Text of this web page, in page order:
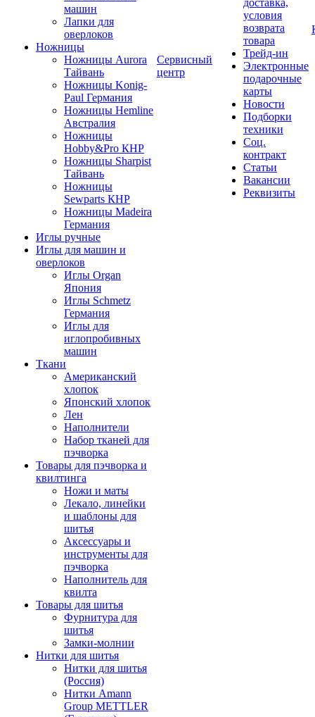
машин
Лапки для
оверлоков
Ножницы
Ножницы Aurora
Тайвань
Ножницы Konig-
Paul Германия
Ножницы Hemline
Австралия
Ножницы
Hobby&Pro КНР
Ножницы Sharpist
Тайвань
Ножницы
Sewparts КНР
Ножницы Madeira
Германия
Иглы ручные
Иглы для машин и
оверлоков
Иглы Organ
Япония
Иглы Schmetz
Германия
Иглы для
иглопробивных
машин
Ткани
Американский
хлопок
Японский хлопок
Лен
Наполнители
Набор тканей для
пэчворка
Товары для пэчворка и
квилтинга
Ножи и маты
Лекало, линейки
и шаблоны для
шитья
Аксессуары и
инструменты для
пэчворка
Наполнитель для
квилта
Товары для шитья
Фурнитура для
шитья
Замки-молнии
Нитки для шитья
Нитки для шитья
(Россия)
Нитки Amann
Group METTLER
Сервисный
центр
доставка,
условия
возврата
товара
Трейд-ин
Электронные
подарочные
карты
Новости
Подборки
техники
Соц.
контракт
Статьи
Вакансии
Реквизиты